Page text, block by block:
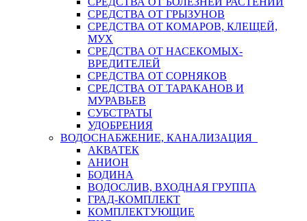
СРЕДСТВА ОТ ГРЫЗУНОВ
СРЕДСТВА ОТ КОМАРОВ, КЛЕЩЕЙ,
МУХ
СРЕДСТВА ОТ НАСЕКОМЫХ-
ВРЕДИТЕЛЕЙ
СРЕДСТВА ОТ СОРНЯКОВ
СРЕДСТВА ОТ ТАРАКАНОВ И
МУРАВЬЕВ
СУБСТРАТЫ
УДОБРЕНИЯ
ВОДОСНАБЖЕНИЕ, КАНАЛИЗАЦИЯ
АКВАТЕК
АНИОН
БОДИНА
ВОДОСЛИВ, ВХОДНАЯ ГРУППА
ГРАД-КОМПЛЕКТ
КОМПЛЕКТУЮЩИЕ